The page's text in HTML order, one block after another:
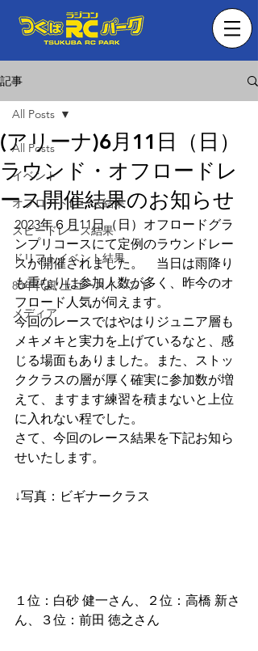
記事
All Posts
イベント
オフロードレース結果
スピードレース結果
ドリフトイベント結果
80年代風 土コースイベント
メディア
All Posts
(アリーナ)6月11日（日）
ラウンド・オフロードレ
ース開催結果のお知らせ
2023年６月11日（日）オフロードグラ
ンプリコースにて定例のラウンドレー
スが開催されました。　当日は雨降り
も重なりは参加人数が多く、昨今のオ
フロード人気が伺えます。
今回のレースではやはりジュニア層も
メキメキと実力を上げているなと、感
じる場面もありました。また、ストッ
ククラスの層が厚く確実に参加数が増
えて、ますます練習を積まないと上位
に入れない程でした。
さて、今回のレース結果を下記お知ら
せいたします。
↓写真：ビギナークラス
１位：白砂 健一さん、２位：高橋 新さ
ん、３位：前田 徳之さん